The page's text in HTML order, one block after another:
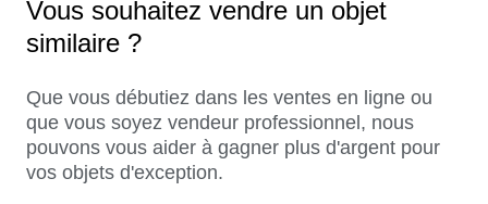
Vous souhaitez vendre un objet
similaire ?
Que vous débutiez dans les ventes en ligne ou
que vous soyez vendeur professionnel, nous
pouvons vous aider à gagner plus d'argent pour
vos objets d'exception.